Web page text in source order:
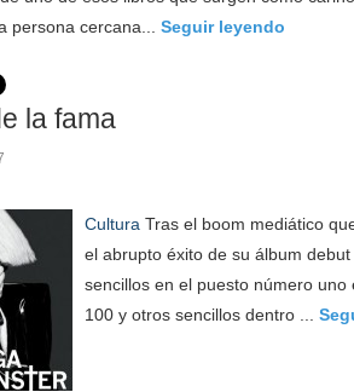
persona cercana... Seguir leyendo
la fama
Cultura Tras el boom mediático
el abrupto éxito de su álbum
sencillos en el puesto número uno
100 y otros sencillos dentro ...